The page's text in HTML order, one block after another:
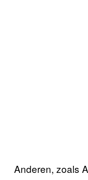
Anderen, zoals